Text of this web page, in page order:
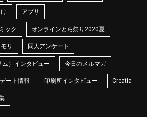
アプリ
ック オンラインとら祭り2020夏
リ 同人アンケート
ム）インタビュー 今日のメルマガ
ート情報 印刷所インタビュー Creatia